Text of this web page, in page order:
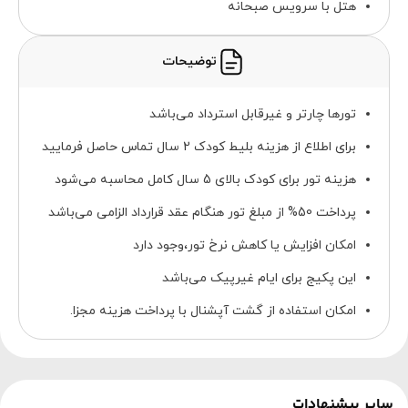
هتل با سرویس صبحانه
توضیحات
تورها چارتر و غیرقابل استرداد می‌باشد
برای اطلاع از هزینه بلیط کودک 2 سال تماس حاصل فرمایید
هزینه تور برای کودک بالای 5 سال کامل محاسبه می‌شود
پرداخت 50% از مبلغ تور هنگام عقد قرارداد الزامی می‌باشد
امکان افزایش یا کاهش نرخ تور،وجود دارد
این پکیج برای ایام غیرپیک می‌باشد
امکان استفاده از گشت آپشنال با پرداخت هزینه مجزا.